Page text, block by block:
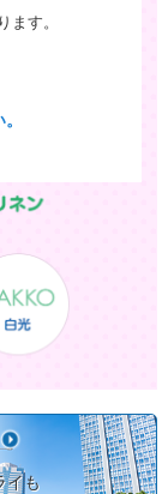
ます。
イも